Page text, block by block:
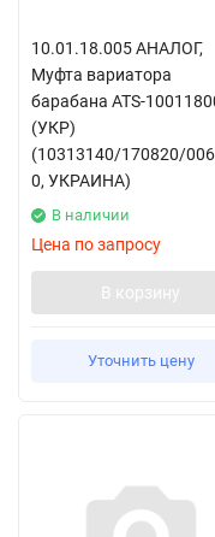
10.01.18.005 АНАЛОГ,
Муфта вариатора
барабана ATS-
(УКР)
(10313140/170820/
0, УКРАИНА)
В наличии
Цена по запросу
В корзину
Уточнить цену